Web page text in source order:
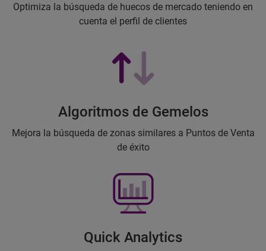
Optimiza la búsqueda de huecos de mercado teniendo en
cuenta el perfil de clientes
Algoritmos de Gemelos
Mejora la búsqueda de zonas similares a Puntos de Venta
de éxito
Quick Analytics